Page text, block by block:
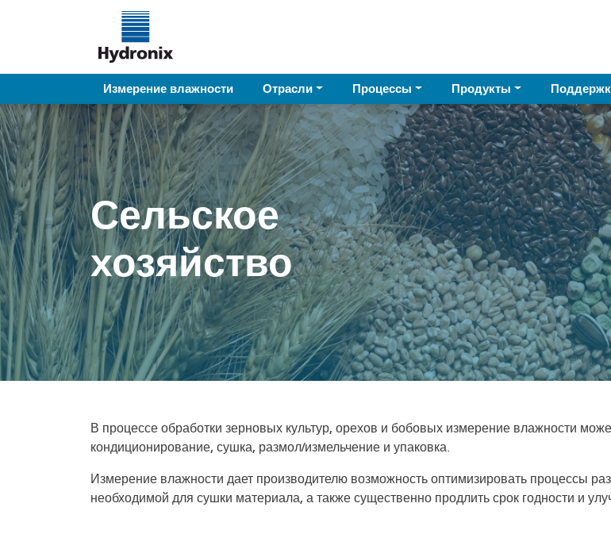
Измерение влажности Отрасли Процессы Продукты
Сельское
хозяйство
В процессе обработки зерновых культур, орехов и бобовых измерение влажности
кондиционирование, сушка, размол/измельчение и упаковка.
Измерение влажности дает производителю возможность оптимизировать процессы
необходимой для сушки материала, а также существенно продлить срок годности и